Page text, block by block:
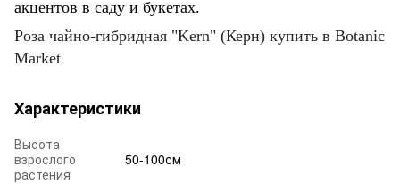
акцентов в саду и букетах.
Роза чайно-гибридная "Kern" (Керн) купить в Botanic
Market
Характеристики
Высота
взрослого
растения
50-100см